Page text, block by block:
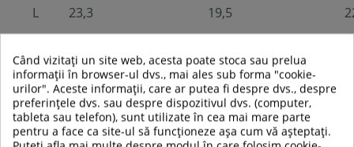
L
23,3 19,5
XXL
24,7 20,5
3XL
25,3 21
Când vizitați un site web, acesta poate stoca sau prelua
informații în browser-ul dvs., mai ales sub forma "cookie-
urilor". Aceste informații, care ar putea fi despre dvs., despre
preferințele dvs. sau despre dispozitivul dvs. (computer,
tableta sau telefon), sunt utilizate în cea mai mare parte
pentru a face ca site-ul să funcționeze așa cum vă așteptați.